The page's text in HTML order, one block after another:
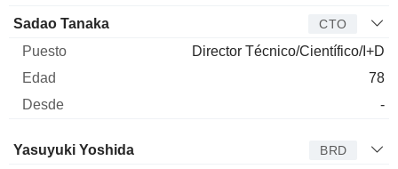
Sadao Tanaka CTO
Director Técnico/Científico/I+D
78
-
Administrador Puesto
Yasuyuki Yoshida BRD